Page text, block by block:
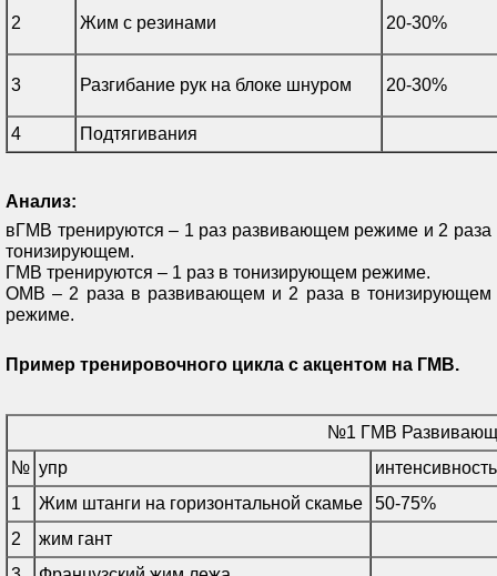
2 Жим с резинами 20-30%
3 Разгибание рук на блоке шнуром 20-30%
4 Подтягивания
Анализ:
вГМВ тренируются – 1 раз развивающем режиме и 2 раза
тонизирующем.
ГМВ тренируются – 1 раз в тонизирующем режиме.
ОМВ – 2 раза в развивающем и 2 раза в тонизирующем
режиме.
Пример тренировочного цикла с акцентом на ГМВ.
№1 ГМВ
№ упр
интенсивность
1
Жим штанги на горизонтальной скамье
50-75%
2
жим гант